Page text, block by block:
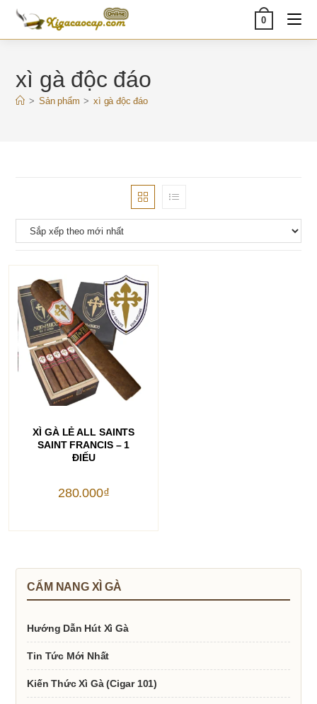
Skip
content
0
xì gà độc đáo
> Sản phẩm > xì gà độc đáo
THÊM VÀO GIỎ HÀNG
XÌ GÀ LẺ ALL SAINTS
SAINT FRANCIS – 1
ĐIẾU
280.000₫
CẨM NANG XÌ GÀ
Hướng Dẫn Hút Xì Gà
Tin Tức Mới Nhất
Kiến Thức Xì Gà (Cigar 101)